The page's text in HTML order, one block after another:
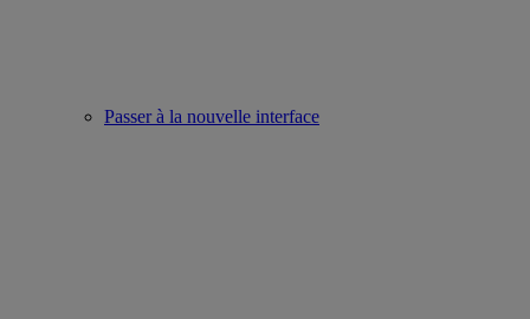
Passer à la nouvelle interface